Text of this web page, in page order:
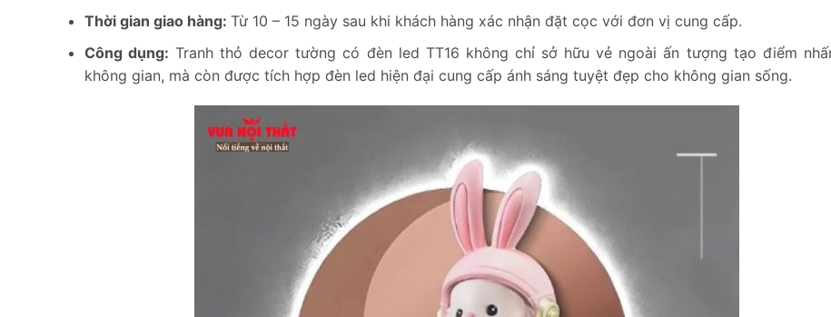
Thời gian giao hàng: Từ 10 – 15 ngày sau khi khách hàng xác nhận đặt cọc với đơn vị cung cấp.
Công dụng: Tranh thỏ decor tường có đèn led TT16 không chỉ sở hữu vẻ ngoài ấn tượng tạo điểm
không gian, mà còn được tích hợp đèn led hiện đại cung cấp ánh sáng tuyệt đẹp cho không gian sống.